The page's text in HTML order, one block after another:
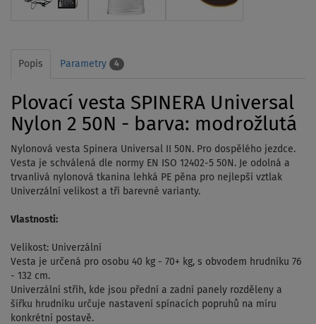
Popis Parametry 4
Plovací vesta SPINERA Universal
Nylon 2 50N - barva: modrožlutá
Nylonová vesta Spinera Universal II 50N. Pro dospělého jezdce.
Vesta je schválená dle normy EN ISO 12402-5 50N. Je odolná a
trvanlivá nylonová tkanina lehká PE pěna pro nejlepší vztlak
Univerzální velikost a tři barevné varianty.
Vlastnosti:
Velikost: Univerzální
Vesta je určená pro osobu 40 kg - 70+ kg, s obvodem hrudníku 76
- 132 cm.
Univerzální střih, kde jsou přední a zadní panely rozděleny a
šířku hrudníku určuje nastavení spínacích popruhů na míru
konkrétní postavě.